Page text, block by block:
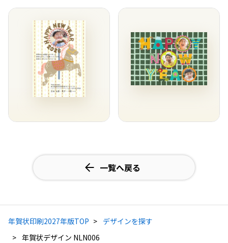
一覧へ戻る
年賀状印刷2027年版TOP
デザインを探す
年賀状デザイン NLN006